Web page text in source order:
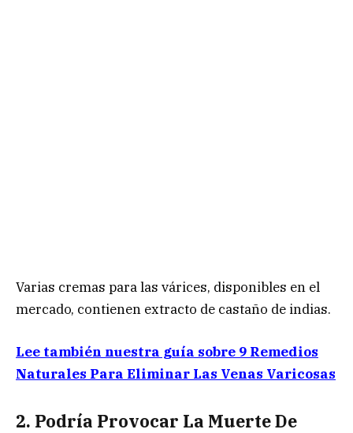
Varias cremas para las várices, disponibles en el
mercado, contienen extracto de castaño de indias.
Lee también nuestra guía sobre 9 Remedios
Naturales Para Eliminar Las Venas Varicosas
2. Podría Provocar La Muerte De